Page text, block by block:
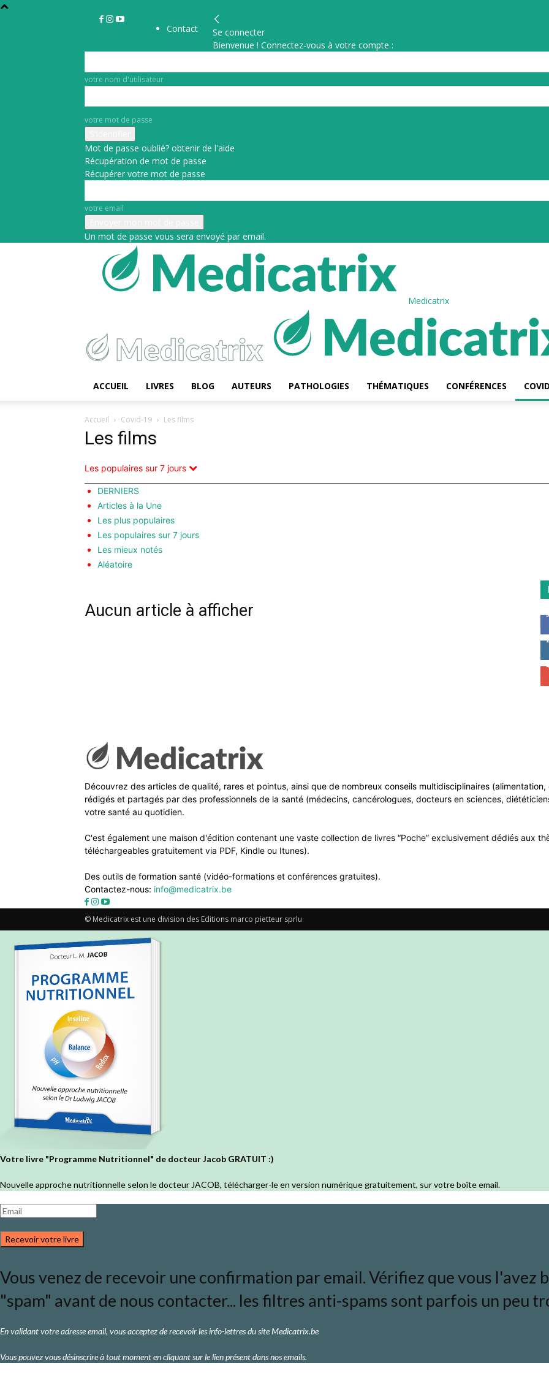
Contact
Se connecter
Bienvenue ! Connectez-vous à votre compte :
votre nom d'utilisateur
votre mot de passe
Mot de passe oublié? obtenir de l'aide
Récupération de mot de passe
Récupérer votre mot de passe
votre email
Un mot de passe vous sera envoyé par email.
Medicatrix
ACCUEIL LIVRES BLOG AUTEURS PATHOLOGIES THÉMATIQUES CONFÉRENCES
Accueil Covid-19 Les films
Les films
Les populaires sur 7 jours
DERNIERS
Articles à la Une
Les plus populaires
Les populaires sur 7 jours
Les mieux notés
Aléatoire
Aucun article à afficher
Découvrez des articles de qualité, rares et pointus, ainsi que de nombreux conseils multidisciplinaires
rédigés et partagés par des professionnels de la santé (médecins, cancérologues, docteurs en sciences,
votre santé au quotidien.
C'est également une maison d'édition contenant une vaste collection de livres “Poche” exclusivement dédiés aux
téléchargeables gratuitement via PDF, Kindle ou Itunes).
Des outils de formation santé (vidéo-formations et conférences gratuites).
Contactez-nous: info@medicatrix.be
© Medicatrix est une division des Editions marco pietteur sprlu
Votre livre "Programme Nutritionnel" de docteur Jacob GRATUIT :)
Nouvelle approche nutritionnelle selon le docteur JACOB, télécharger-le en version numérique gratuitement, sur votre boîte email.
Recevoir votre livre
Vous venez de recevoir une confirmation par email. Vérifiez que vous l'avez
"spam" avant de nous contacter... les filtres anti-spams sont parfois un peu
En validant votre adresse email, vous acceptez de recevoir les info-lettres du site Medicatrix.be
Vous pouvez vous désinscrire à tout moment en cliquant sur le lien présent dans nos emails.